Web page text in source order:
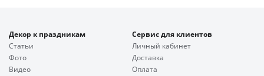
Декор к праздникам
Статьи
Фото
Видео
Сервис для клиентов
Личный кабинет
Доставка
Оплата